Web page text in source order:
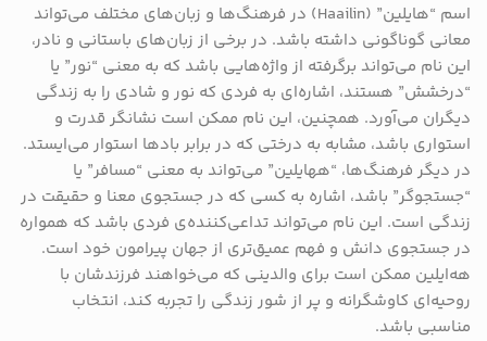
اسم “هایلین” (Haailin) در فرهنگ‌ها و زبان‌های مختلف می‌تواند
معانی گوناگونی داشته باشد. در برخی از زبان‌های باستانی و نادر،
این نام می‌تواند برگرفته از واژه‌هایی باشد که به معنی “نور” یا
“درخشش” هستند، اشاره‌ای به فردی که نور و شادی را به زندگی
دیگران می‌آورد. همچنین، این نام ممکن است نشانگر قدرت و
استواری باشد، مشابه به درختی که در برابر بادها استوار می‌ایستد.
در دیگر فرهنگ‌ها، “ههایلین” می‌تواند به معنی “مسافر” یا
“جستجوگر” باشد، اشاره به کسی که در جستجوی معنا و حقیقت در
زندگی است. این نام می‌تواند تداعی‌کننده‌ی فردی باشد که همواره
در جستجوی دانش و فهم عمیق‌تری از جهان پیرامون خود است.
هه‌ایلین ممکن است برای والدینی که می‌خواهند فرزندشان با
روحیه‌ای کاوشگرانه و پر از شور زندگی را تجربه کند، انتخاب
مناسبی باشد.